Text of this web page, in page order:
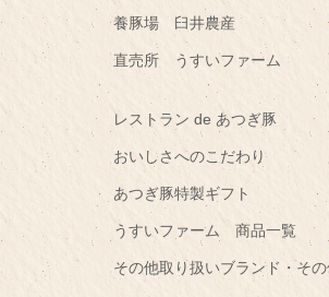
養豚場 臼井農産
直売所 うすいファーム
レストラン de あつぎ豚
おいしさへのこだわり
あつぎ豚特製ギフト
うすいファーム 商品一覧
その他取り扱いブランド・そ